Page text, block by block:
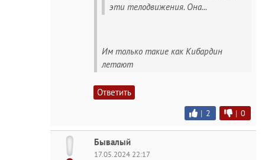
эти телодвижения. Она...
Им только такие как Кибардин
летают
Ответить
| 2 | 0
Бывалый
17.05.2024 22:17